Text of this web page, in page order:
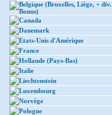
Belgique (Bruxelles, Liège, + div.
Bonus)
Canada
Danemark
Etats-Unis d'Amérique
France
Hollande (Pays-Bas)
Italie
Liechtenstein
Luxembourg
Norvège
Pologne